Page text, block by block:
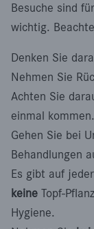
Besuche sind
wichtig.
Denken Sie
Nehmen Sie
Achten Sie
einmal kommen.
Gehen Sie bei
Behandlungen
Es gibt auf
keine Topf-
Hygiene.